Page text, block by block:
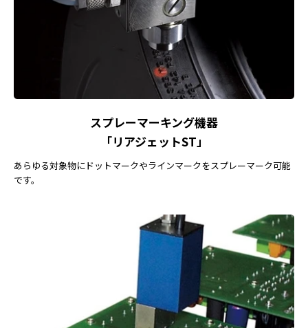
スプレーマーキング機器
「リアジェットST」
あらゆる対象物にドットマークやラインマークをスプレーマーク可能
です。